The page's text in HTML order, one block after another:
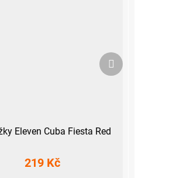
Eleven Cuba Fiesta Red
219 Kč
Další
produkt